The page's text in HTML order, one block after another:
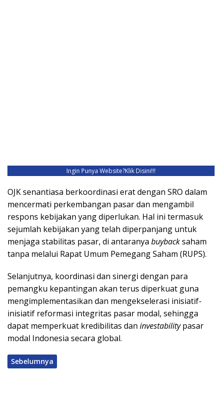
Ingin Punya Website?Klik Disini!!!
OJK senantiasa berkoordinasi erat dengan SRO dalam
mencermati perkembangan pasar dan mengambil
respons kebijakan yang diperlukan. Hal ini termasuk
sejumlah kebijakan yang telah diperpanjang untuk
menjaga stabilitas pasar, di antaranya buybacksaham
tanpa melalui Rapat Umum Pemegang Saham (RUPS).
Selanjutnya, koordinasi dan sinergi dengan para
pemangku kepantingan akan terus diperkuat guna
mengimplementasikan dan mengekselerasi inisiatif-
inisiatif reformasi integritas pasar modal, sehingga
dapat memperkuat kredibilitas dan investabilitypasar
modal Indonesia secara global.
Sebelumnya